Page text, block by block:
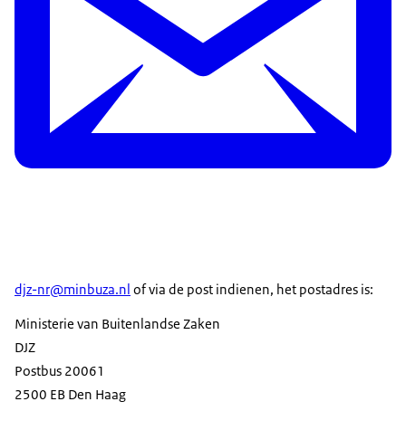
djz-nr@minbuza.nl of via de post indienen, het postadres is:
Ministerie van Buitenlandse Zaken
DJZ
Postbus 20061
2500 EB Den Haag